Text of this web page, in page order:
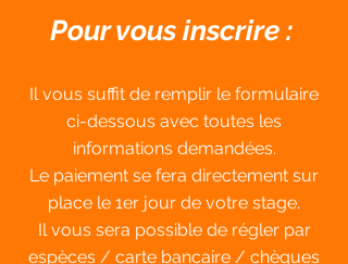
Pour vous inscrire :
​Il vous suffit de remplir le formulaire
ci-dessous avec toutes les
informations demandées.
Le paiement se fera directement sur
place le 1er jour de votre stage.
Il vous sera possible de régler par
espèces / carte bancaire / chèques